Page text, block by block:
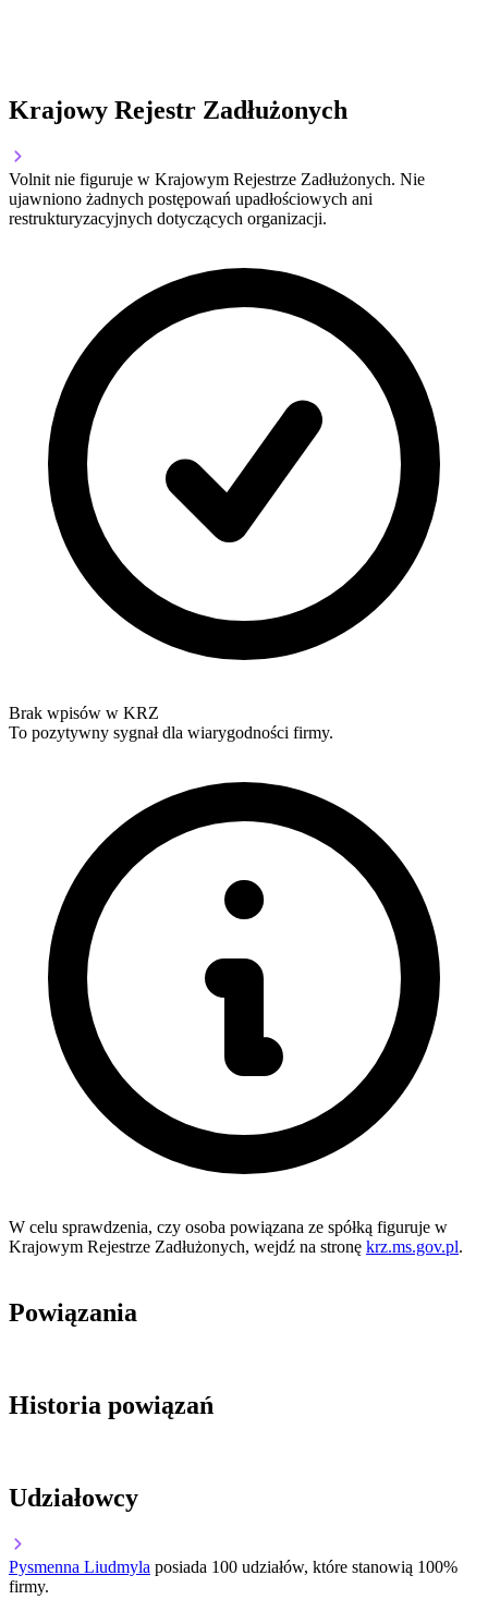
Krajowy Rejestr Zadłużonych
Volnit nie figuruje w Krajowym Rejestrze Zadłużonych. Nie
ujawniono żadnych postępowań upadłościowych ani
restrukturyzacyjnych dotyczących organizacji.
Brak wpisów w KRZ
To pozytywny sygnał dla wiarygodności firmy.
W celu sprawdzenia, czy osoba powiązana ze spółką figuruje w
Krajowym Rejestrze Zadłużonych, wejdź na stronę krz.ms.gov.pl.
Powiązania
Historia powiązań
Udziałowcy
Pysmenna Liudmyla posiada 100 udziałów, które stanowią 100%
firmy.